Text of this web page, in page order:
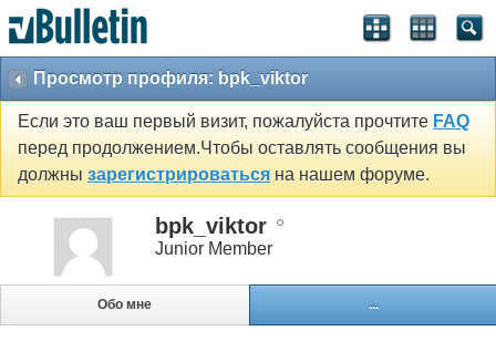
Просмотр профиля: bpk_viktor
Если это ваш первый визит, пожалуйста прочтите FAQ
перед продолжением.Чтобы оставлять сообщения вы
должны зарегистрироваться на нашем форуме.
bpk_viktor
Junior Member
Обо мне ...